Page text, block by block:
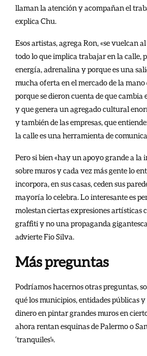
llaman la atención y acompañan el
explica Chu.
Esos artistas, agrega Ron, «se vuelcan
todo lo que implica trabajar en la calle,
energía, adrenalina y porque es una
mucha oferta en el mercado de la
porque se dieron cuenta de que cambia
y que genera un agregado cultural
y también de las empresas, que
la calle es una herramienta de
Pero si bien «hay un apoyo grande a
sobre muros y cada vez más gente lo
incorpora, en sus casas, ceden sus
mayoría lo celebra. Lo interesante es
molestan ciertas expresiones artísticas
graffiti y no una propaganda
advierte Fio Silva.
Más preguntas
Podríamos hacernos otras preguntas,
qué los municipios, entidades públicas
dinero en pintar grandes muros en
ahora rentan esquinas de Palermo o
‘tranquiles'».